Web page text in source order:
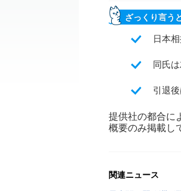
ざっくり言う
日本
同氏
引退
提供社の都合に
概要のみ掲載し
関連ニュース